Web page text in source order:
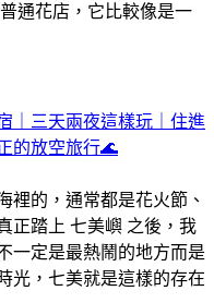
通花店，它比較像是一
｜三天兩夜這樣玩｜住進
的放空旅行🌊
裡的，通常都是花火節、
正踏上 七美嶼 之後，我
一定是最熱鬧的地方而是
光，七美就是這樣的存在